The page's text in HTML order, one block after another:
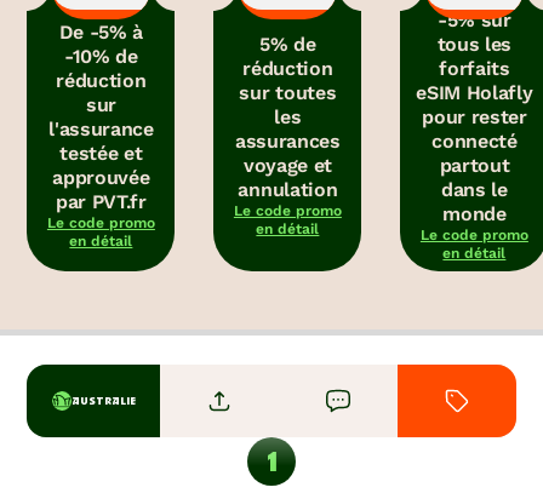
De -5% à
-10% de
réduction
sur
l'assurance
testée et
approuvée
par PVT.fr
Le code promo
en détail
5% de
réduction
sur toutes
les
assurances
voyage et
annulation
Le code promo
en détail
-5% sur
tous les
forfaits
eSIM Holafly
pour rester
connecté
partout
dans le
monde
Le code promo
en détail
AUSTRALIE